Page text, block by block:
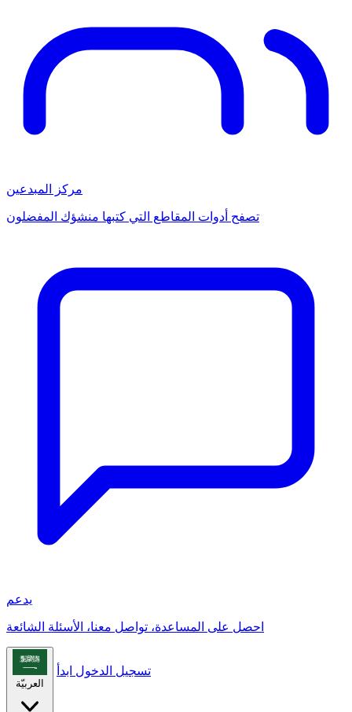
مركز المبدعين
تصفح أدوات المقاطع التي كتبها منشؤك المفضلون
يدعم
احصل على المساعدة، تواصل معنا، الأسئلة الشائعة
العربيّة
تسجيل الدخول ابدأ